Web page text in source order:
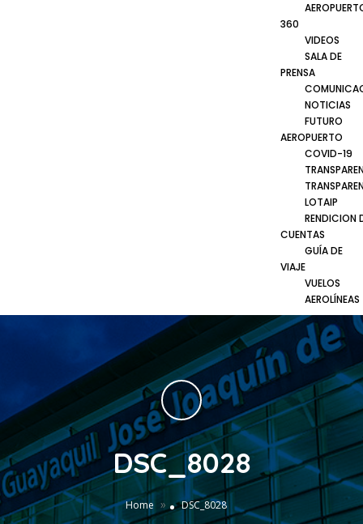
360
VIDEOS
SALA DE
PRENSA
NOTICIAS
FUTURO
AEROPUERTO
COVID-19
LOTAIP
RENDICION
CUENTAS
GUÍA DE
VIAJE
VUELOS
AEROLÍNEAS
DSC_8028
Home » DSC_8028